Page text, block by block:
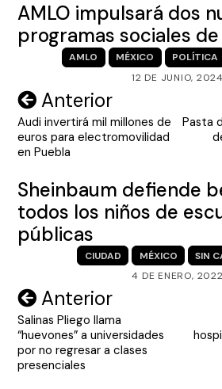
AMLO impulsará dos
programas sociales
AMLO MÉXICO POLÍTICA
12 DE JUNIO, 2024
Navegación
de
entradas
Anterior
Audi invertirá mil millones de
euros para electromovilidad
en Puebla
Pasta
Sheinbaum defiende
todos los niños de
públicas
CIUDAD MÉXICO
SIN
4 DE ENERO, 2022
Navegación
de
entradas
Anterior
Salinas Pliego llama
“huevones” a universidades
por no regresar a clases
presenciales